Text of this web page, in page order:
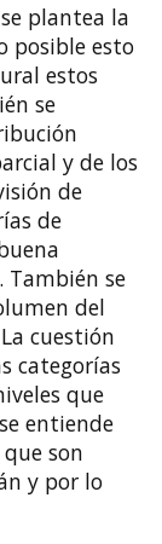
plantea la
posible esto
estos
se
y de los
de
de
También se
del
cuestión
categorías
que
entiende
son
y por lo